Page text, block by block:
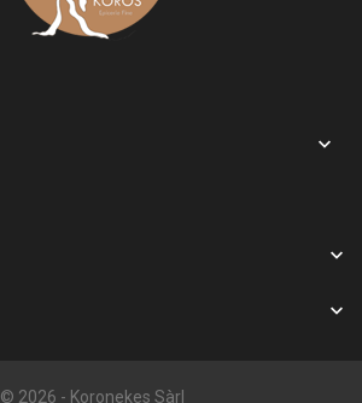



© 2026 - Koronekes Sàrl